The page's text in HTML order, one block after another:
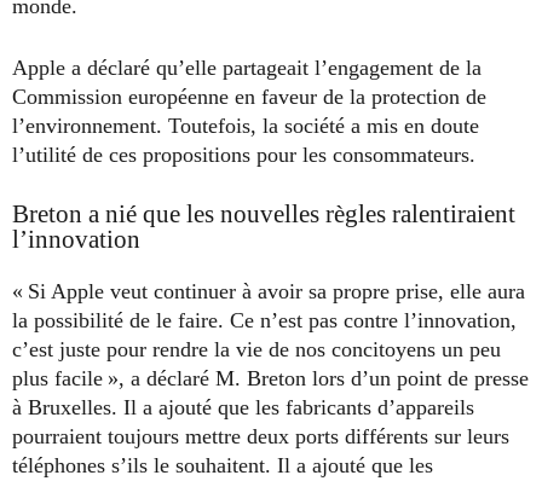
monde.
Apple a déclaré qu’elle partageait l’engagement de la
Commission européenne en faveur de la protection de
l’environnement. Toutefois, la société a mis en doute
l’utilité de ces propositions pour les consommateurs.
Breton a nié que les nouvelles règles ralentiraient
l’innovation
« Si Apple veut continuer à avoir sa propre prise, elle aura
la possibilité de le faire. Ce n’est pas contre l’innovation,
c’est juste pour rendre la vie de nos concitoyens un peu
plus facile », a déclaré M. Breton lors d’un point de presse
à Bruxelles. Il a ajouté que les fabricants d’appareils
pourraient toujours mettre deux ports différents sur leurs
téléphones s’ils le souhaitent. Il a ajouté que les